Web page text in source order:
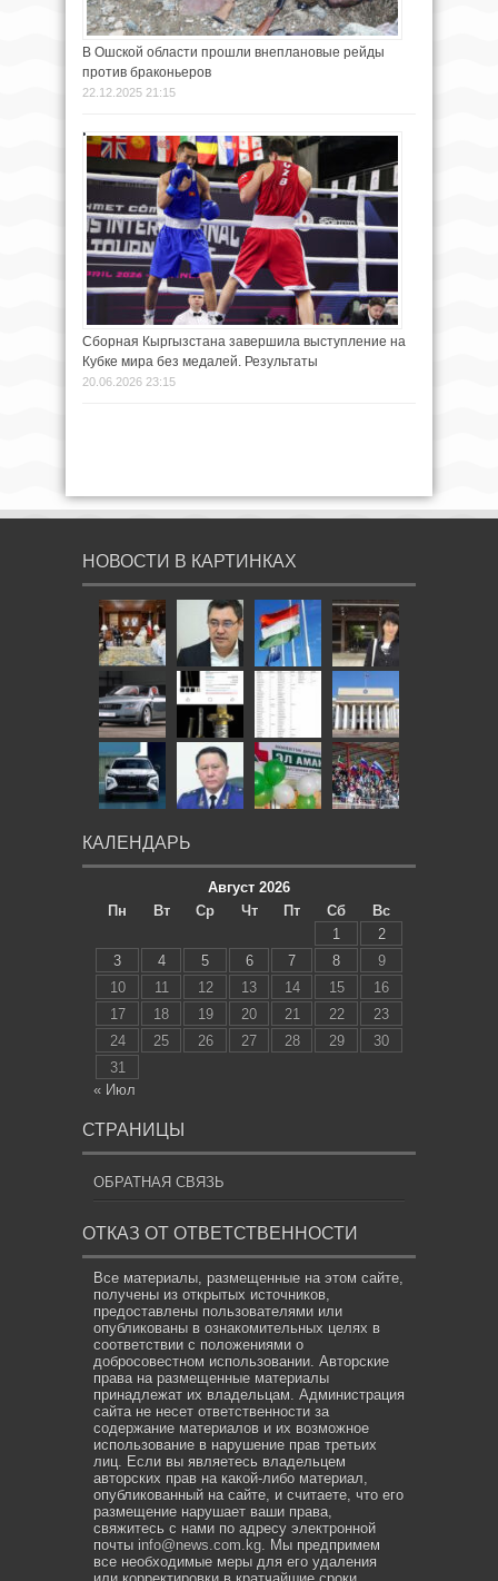
В Ошской области прошли внеплановые рейды
против браконьеров
22.12.2025 21:15
Сборная Кыргызстана завершила выступление на
Кубке мира без медалей. Результаты
20.06.2026 23:15
НОВОСТИ В КАРТИНКАХ
КАЛЕНДАРЬ
Август 2026
Пн
Вт Ср Чт Пт Сб
Вс
1
2
3
4 5 6 7 8
9
10
11 12 13 14 15
16
17
18 19 20 21 22
23
24
25 26 27 28 29
30
31
« Июл
СТРАНИЦЫ
ОБРАТНАЯ СВЯЗЬ
ОТКАЗ ОТ ОТВЕТСТВЕННОСТИ
Все материалы, размещенные на этом сайте,
получены из открытых источников,
предоставлены пользователями или
опубликованы в ознакомительных целях в
соответствии с положениями о
добросовестном использовании. Авторские
права на размещенные материалы
принадлежат их владельцам. Администрация
сайта не несет ответственности за
содержание материалов и их возможное
использование в нарушение прав третьих
лиц. Если вы являетесь владельцем
авторских прав на какой-либо материал,
опубликованный на сайте, и считаете, что его
размещение нарушает ваши права,
свяжитесь с нами по адресу электронной
почты info@news.com.kg. Мы предпримем
все необходимые меры для его удаления